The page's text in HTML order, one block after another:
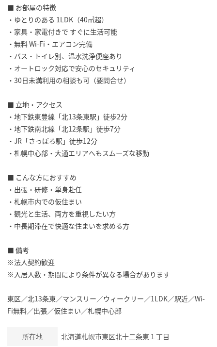
■ お部屋の特徴
・ゆとりのある 1LDK（40㎡超）
・家具・家電付きで すぐに生活可能
・無料 Wi-Fi・エアコン完備
・バス・トイレ別、温水洗浄便座あり
・オートロック対応で安心のセキュリティ
・30日未満利用の相談も可（要問合せ）
■ 立地・アクセス
・地下鉄東豊線「北13条東駅」徒歩2分
・地下鉄南北線「北12条駅」徒歩7分
・JR「さっぽろ駅」徒歩12分
・札幌中心部・大通エリアへもスムーズな移動
■ こんな方におすすめ
・出張・研修・単身赴任
・札幌市内での仮住まい
・観光と生活、両方を重視したい方
・中長期滞在で快適な住まいを求める方
■ 備考
※法人契約歓迎
※入居人数・期間により条件が異なる場合があります
東区／北13条東／マンスリー／ウィークリー／1LDK／駅近／Wi-
Fi無料／出張／仮住まい／札幌中心部
所在地 北海道札幌市東区北十二条東１丁目